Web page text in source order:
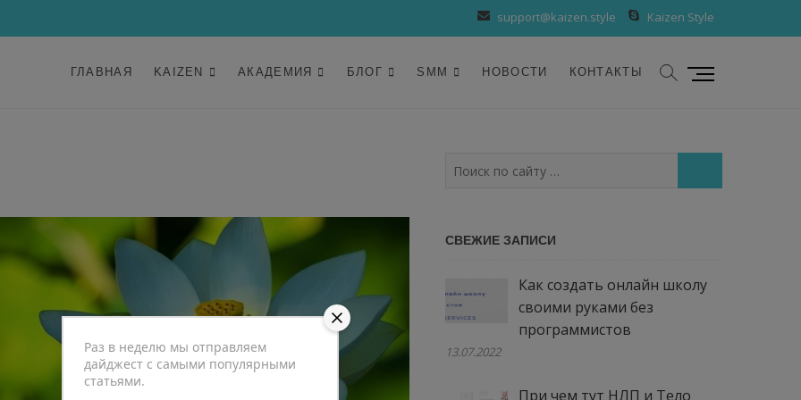
support@kaizen.style Kaizen Style
ГЛАВНАЯ KAIZEN АКАДЕМИЯ БЛОГ SMM НОВОСТИ КОНТАКТЫ
К
по
СВЕЖИЕ ЗАПИСИ
Как создать онлайн школу
своими руками без
программистов
13.07.2022
При чем тут НЛП и Тело
Раз в неделю мы отправляем
дайджест с самыми популярными
статьями.